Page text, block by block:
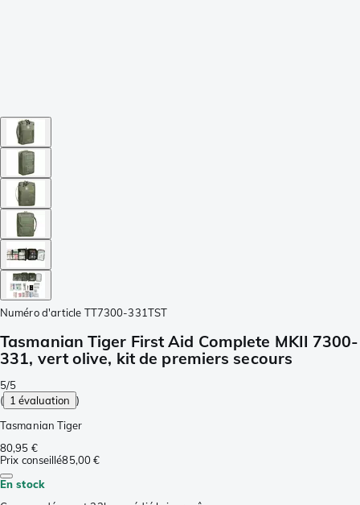
Numéro d'article TT7300-331TST
Tasmanian Tiger First Aid Complete MKII 7300-
331, vert olive, kit de premiers secours
5/5
( 1 évaluation )
Tasmanian Tiger
80,95 €
Prix conseillé85,00 €
En stock